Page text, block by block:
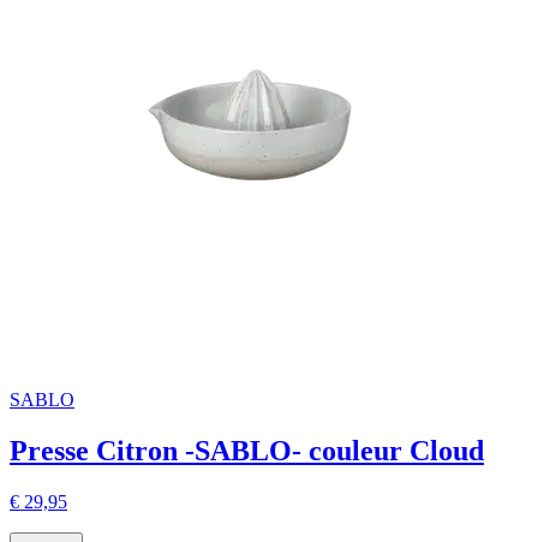
SABLO
Presse Citron -SABLO- couleur Cloud
€ 29,95